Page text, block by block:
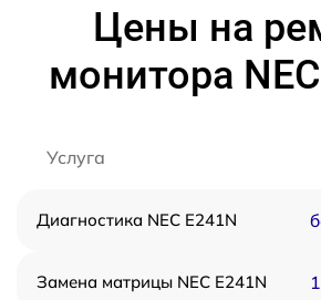
Цены на
монитора
Услуга
Диагностика NEC E241N
Замена матрицы NEC E241N